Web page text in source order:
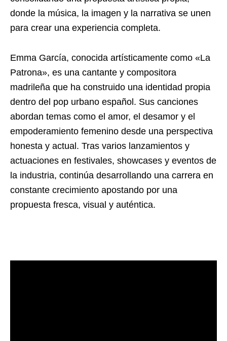
donde la música, la imagen y la narrativa se unen
para crear una experiencia completa.
Emma García, conocida artísticamente como «La
Patrona», es una cantante y compositora
madrileña que ha construido una identidad propia
dentro del pop urbano español. Sus canciones
abordan temas como el amor, el desamor y el
empoderamiento femenino desde una perspectiva
honesta y actual. Tras varios lanzamientos y
actuaciones en festivales, showcases y eventos de
la industria, continúa desarrollando una carrera en
constante crecimiento apostando por una
propuesta fresca, visual y auténtica.